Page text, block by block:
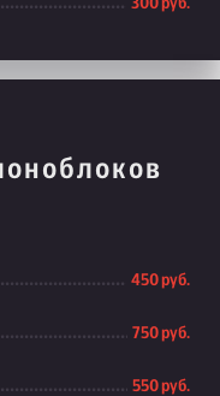
300 руб.
450 руб.
750 руб.
550 руб.